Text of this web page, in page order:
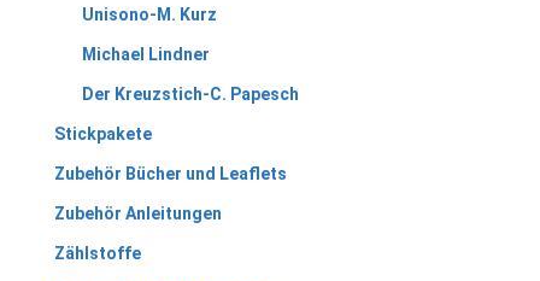
Unisono-M. Kurz
Michael Lindner
Der Kreuzstich-C. Papesch
Stickpakete
Zubehör Bücher und Leaflets
Zubehör Anleitungen
Zählstoffe